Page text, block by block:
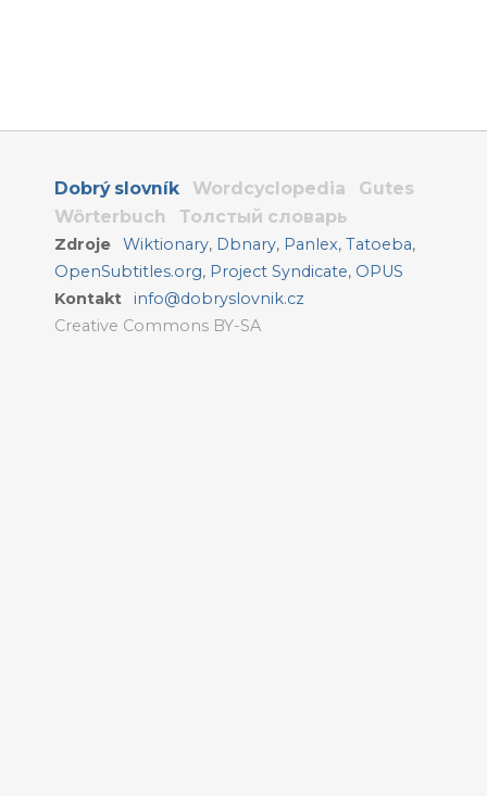
Dobrý slovník Wordcyclopedia
Gutes
Wörterbuch
Толстый словарь
Zdroje Wiktionary, Dbnary, Panlex,Tatoeba,
OpenSubtitles.org, Project Syndicate, OPUS
Kontakt
info@dobryslovnik.cz
Creative Commons BY-SA